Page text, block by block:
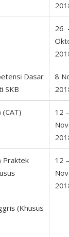
26
Dasar
SKB
8
12
Praktek
(Khusus
12